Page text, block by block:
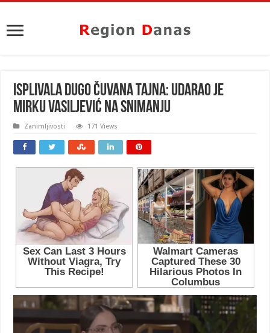
ISPLIVALA DUGO ČUVANA TAJNA: Udarao je
Mirku Vasiljević na SNIMANJU
Zanimljivosti 171 Views